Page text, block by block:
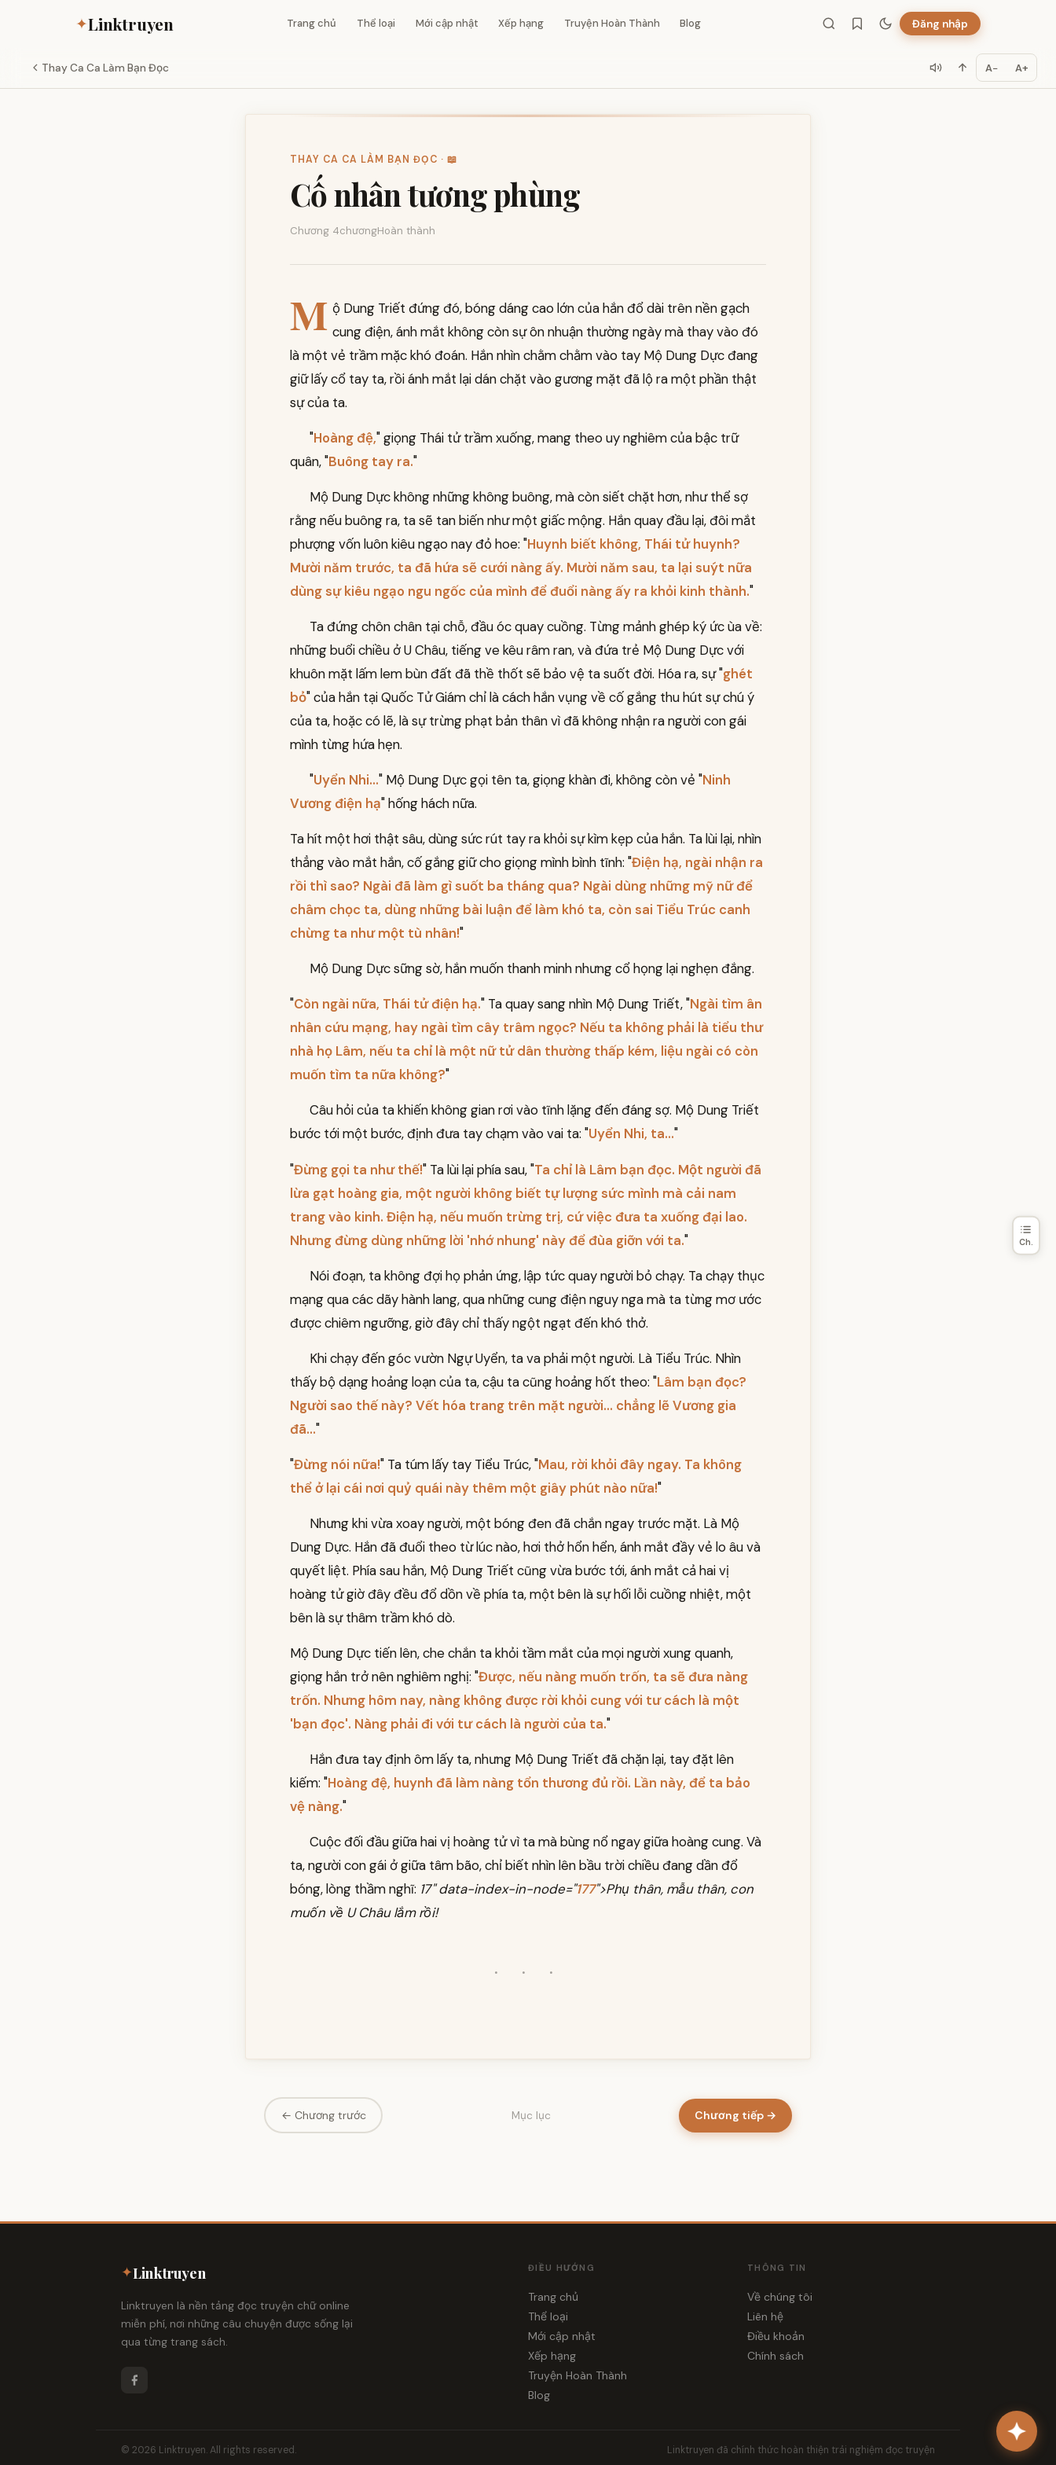
✦Linktruyen Trang chủ Thể loại Mới cập nhật Xếp hạng Truyện Hoàn Thành Blog Đăng nhập
Ch.
Thay Ca Ca Làm Bạn Đọc A− A+
THAY CA CA LÀM BẠN ĐỌC · 📖
Cố nhân tương phùng
Chương 4chươngHoàn thành
M ộ Dung Triết đứng đó, bóng dáng cao lớn của hắn đổ dài trên nền gạch
cung điện, ánh mắt không còn sự ôn nhuận thường ngày mà thay vào đó
là một vẻ trầm mặc khó đoán. Hắn nhìn chằm chằm vào tay Mộ Dung Dực đang
giữ lấy cổ tay ta, rồi ánh mắt lại dán chặt vào gương mặt đã lộ ra một phần thật
sự của ta.
"Hoàng đệ," giọng Thái tử trầm xuống, mang theo uy nghiêm của bậc trữ
quân, "Buông tay ra."
Mộ Dung Dực không những không buông, mà còn siết chặt hơn, như thể sợ
rằng nếu buông ra, ta sẽ tan biến như một giấc mộng. Hắn quay đầu lại, đôi mắt
phượng vốn luôn kiêu ngạo nay đỏ hoe: "Huynh biết không, Thái tử huynh?
Mười năm trước, ta đã hứa sẽ cưới nàng ấy. Mười năm sau, ta lại suýt nữa
dùng sự kiêu ngạo ngu ngốc của mình để đuổi nàng ấy ra khỏi kinh thành."
Ta đứng chôn chân tại chỗ, đầu óc quay cuồng. Từng mảnh ghép ký ức ùa về:
những buổi chiều ở U Châu, tiếng ve kêu râm ran, và đứa trẻ Mộ Dung Dực với
khuôn mặt lấm lem bùn đất đã thề thốt sẽ bảo vệ ta suốt đời. Hóa ra, sự "ghét
bỏ" của hắn tại Quốc Tử Giám chỉ là cách hắn vụng về cố gắng thu hút sự chú ý
của ta, hoặc có lẽ, là sự trừng phạt bản thân vì đã không nhận ra người con gái
mình từng hứa hẹn.
"Uyển Nhi..." Mộ Dung Dực gọi tên ta, giọng khàn đi, không còn vẻ "Ninh
Vương điện hạ" hống hách nữa.
Ta hít một hơi thật sâu, dùng sức rút tay ra khỏi sự kìm kẹp của hắn. Ta lùi lại, nhìn
thẳng vào mắt hắn, cố gắng giữ cho giọng mình bình tĩnh: "Điện hạ, ngài nhận ra
rồi thì sao? Ngài đã làm gì suốt ba tháng qua? Ngài dùng những mỹ nữ để
châm chọc ta, dùng những bài luận để làm khó ta, còn sai Tiểu Trúc canh
chừng ta như một tù nhân!"
Mộ Dung Dực sững sờ, hắn muốn thanh minh nhưng cổ họng lại nghẹn đắng.
"Còn ngài nữa, Thái tử điện hạ." Ta quay sang nhìn Mộ Dung Triết, "Ngài tìm ân
nhân cứu mạng, hay ngài tìm cây trâm ngọc? Nếu ta không phải là tiểu thư
nhà họ Lâm, nếu ta chỉ là một nữ tử dân thường thấp kém, liệu ngài có còn
muốn tìm ta nữa không?"
Câu hỏi của ta khiến không gian rơi vào tĩnh lặng đến đáng sợ. Mộ Dung Triết
bước tới một bước, định đưa tay chạm vào vai ta: "Uyển Nhi, ta..."
"Đừng gọi ta như thế!" Ta lùi lại phía sau, "Ta chỉ là Lâm bạn đọc. Một người đã
lừa gạt hoàng gia, một người không biết tự lượng sức mình mà cải nam
trang vào kinh. Điện hạ, nếu muốn trừng trị, cứ việc đưa ta xuống đại lao.
Nhưng đừng dùng những lời 'nhớ nhung' này để đùa giỡn với ta."
Nói đoạn, ta không đợi họ phản ứng, lập tức quay người bỏ chạy. Ta chạy thục
mạng qua các dãy hành lang, qua những cung điện nguy nga mà ta từng mơ ước
được chiêm ngưỡng, giờ đây chỉ thấy ngột ngạt đến khó thở.
Khi chạy đến góc vườn Ngự Uyển, ta va phải một người. Là Tiểu Trúc. Nhìn
thấy bộ dạng hoảng loạn của ta, cậu ta cũng hoảng hốt theo: "Lâm bạn đọc?
Người sao thế này? Vết hóa trang trên mặt người... chẳng lẽ Vương gia
đã..."
"Đừng nói nữa!" Ta túm lấy tay Tiểu Trúc, "Mau, rời khỏi đây ngay. Ta không
thể ở lại cái nơi quỷ quái này thêm một giây phút nào nữa!"
Nhưng khi vừa xoay người, một bóng đen đã chắn ngay trước mặt. Là Mộ
Dung Dực. Hắn đã đuổi theo từ lúc nào, hơi thở hổn hển, ánh mắt đầy vẻ lo âu và
quyết liệt. Phía sau hắn, Mộ Dung Triết cũng vừa bước tới, ánh mắt cả hai vị
hoàng tử giờ đây đều đổ dồn về phía ta, một bên là sự hối lỗi cuồng nhiệt, một
bên là sự thâm trầm khó dò.
Mộ Dung Dực tiến lên, che chắn ta khỏi tầm mắt của mọi người xung quanh,
giọng hắn trở nên nghiêm nghị: "Được, nếu nàng muốn trốn, ta sẽ đưa nàng
trốn. Nhưng hôm nay, nàng không được rời khỏi cung với tư cách là một
'bạn đọc'. Nàng phải đi với tư cách là người của ta."
Hắn đưa tay định ôm lấy ta, nhưng Mộ Dung Triết đã chặn lại, tay đặt lên
kiếm: "Hoàng đệ, huynh đã làm nàng tổn thương đủ rồi. Lần này, để ta bảo
vệ nàng."
Cuộc đối đầu giữa hai vị hoàng tử vì ta mà bùng nổ ngay giữa hoàng cung. Và
ta, người con gái ở giữa tâm bão, chỉ biết nhìn lên bầu trời chiều đang dần đổ
bóng, lòng thầm nghĩ: 17" data-index-in-node="177">Phụ thân, mẫu thân, con
muốn về U Châu lắm rồi!
· · ·
← Chương trước Mục lục Chương tiếp →
✦Linktruyen
Linktruyen là nền tảng đọc truyện chữ online
miễn phí, nơi những câu chuyện được sống lại
qua từng trang sách.
ĐIỀU HƯỚNG
Trang chủ
Thể loại
Mới cập nhật
Xếp hạng
Truyện Hoàn Thành
Blog
THÔNG TIN
Về chúng tôi
Liên hệ
Điều khoản
Chính sách
© 2026 Linktruyen. All rights reserved. Linktruyen đã chính thức hoàn thiện trải nghiệm đọc truyện